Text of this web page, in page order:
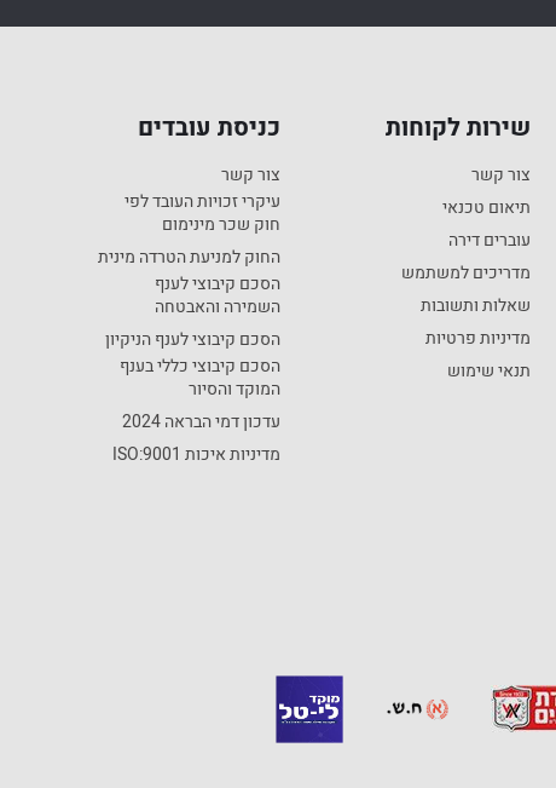
שירות לקוחות
צור קשר
תיאום טכנאי
עוברים דירה
מדריכים למשתמש
שאלות ותשובות
מדיניות פרטיות
תנאי שימוש
כניסת עובדים
צור קשר
עיקרי זכויות העובד לפי
חוק שכר מינימום
החוק למניעת הטרדה מינית
הסכם קיבוצי לענף
השמירה והאבטחה
הסכם קיבוצי לענף הניקיון
הסכם קיבוצי כללי בענף
המוקד והסיור
עדכון דמי הבראה 2024
מדיניות איכות ISO:9001